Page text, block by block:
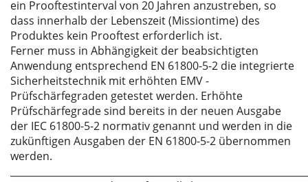
ein Prooftestinterval von 20 Jahren anzustreben, so
dass innerhalb der Lebenszeit (Missiontime) des
Produktes kein Prooftest erforderlich ist.
Ferner muss in Abhängigkeit der beabsichtigten
Anwendung entsprechend EN 61800-5-2 die integrierte
Sicherheitstechnik mit erhöhten EMV -
Prüfschärfegraden getestet werden. Erhöhte
Prüfschärfegrade sind bereits in der neuen Ausgabe
der IEC 61800-5-2 normativ genannt und werden in die
zukünftigen Ausgaben der EN 61800-5-2 übernommen
werden.